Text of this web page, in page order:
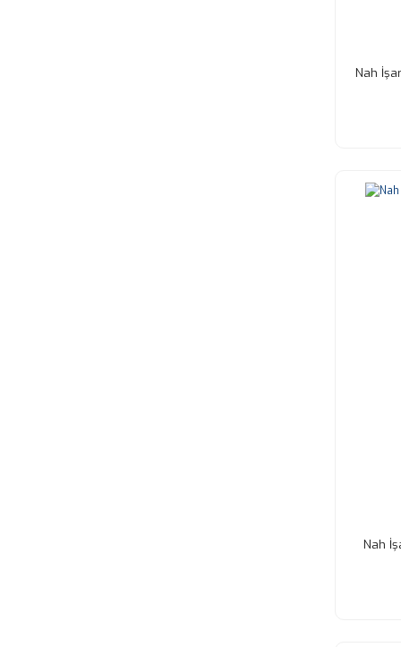
Nah
Nah